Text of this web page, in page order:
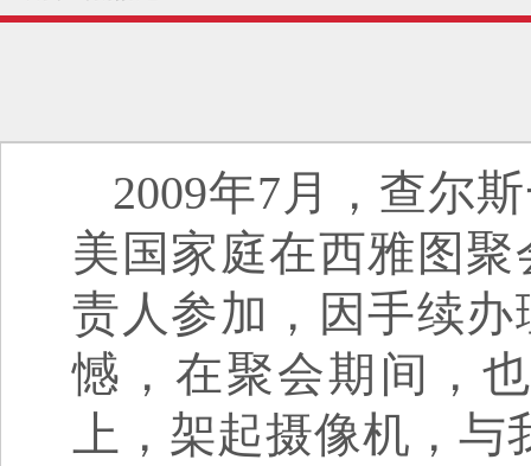
2009年7月，查尔
美国家庭在西雅图
责人参加，因手续
憾，在聚会期间，
上，架起摄像机，与